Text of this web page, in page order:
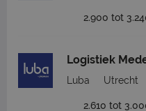
2.900 tot
Logistiek
Luba Utrecht
2.610 tot